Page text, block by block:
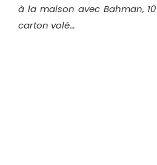
à la maison avec Bahman,
carton volé…